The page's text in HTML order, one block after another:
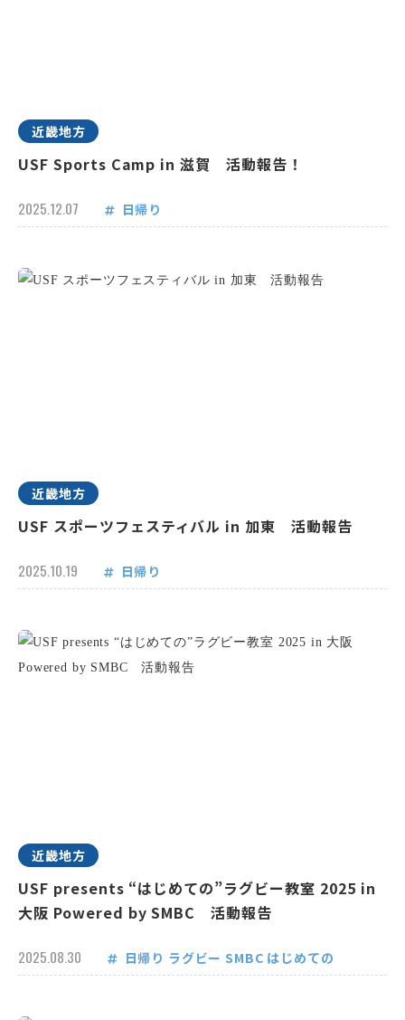
近畿地方
USF Sports Camp in 滋賀 活動報告！
2025.12.07 日帰り
近畿地方
USF スポーツフェスティバル in 加東 活動報告
2025.10.19 日帰り
近畿地方
USF presents “はじめての”ラグビー教室 2025 in
大阪 Powered by SMBC 活動報告
2025.08.30 日帰り ラグビー SMBC はじめての